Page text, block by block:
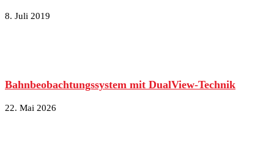
8. Juli 2019
Bahnbeobachtungssystem mit DualView-Technik
22. Mai 2026